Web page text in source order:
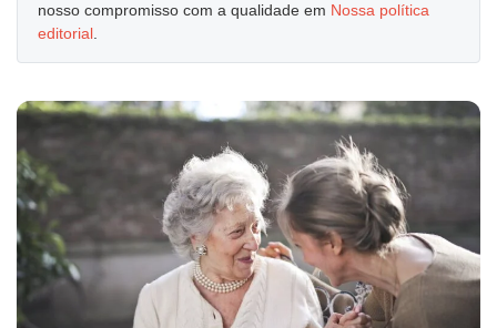
nosso compromisso com a qualidade em Nossa política
editorial